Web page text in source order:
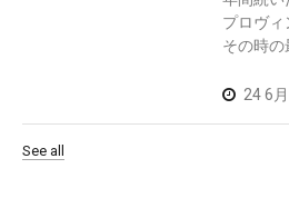
プロヴ
その時の
24 6
See all